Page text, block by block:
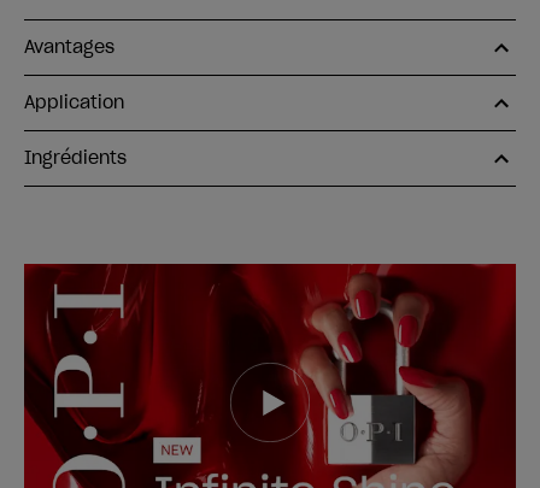
Avantages
Application
Ingrédients